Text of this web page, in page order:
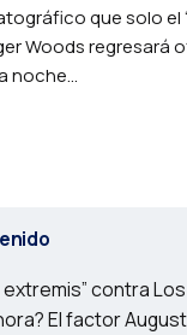
que solo el
Woods regresará
noche...
extremis” contra
El factor